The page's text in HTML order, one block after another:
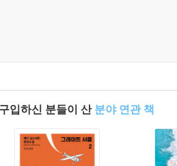
입하신 분들이 산 분야 연관 책